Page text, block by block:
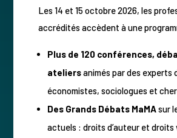
Les 14 et 15 octobre 2026, les
accrédités accèdent à une
Plus de 120 conférences,
ateliersanimés par des experts
économistes, sociologues et
Des Grands Débats MaMA sur
actuels : droits d’auteur et droits